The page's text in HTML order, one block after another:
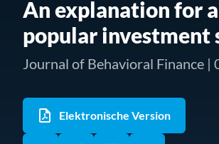
An explanation for a
popular investment
Journal of Behavioral Finance
Elektronische Version